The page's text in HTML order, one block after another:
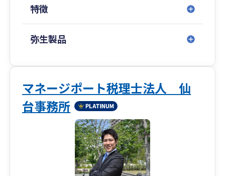
スにサポート業務を行えます。
特徴
弥生製品
マネージポート税理士法人 仙
台事務所